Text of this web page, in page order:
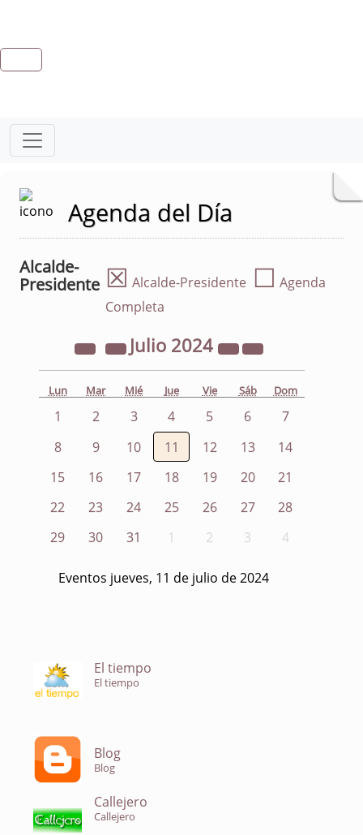
Agenda del Día
Alcalde-
Presidente ☒ Alcalde-Presidente ☐ Agenda
Completa
Julio 2024
Lun Mar Mié Jue Vie Sáb Dom
1 2 3 4 5 6
7
8
9 10 11 12 13
14
15
16 17 18 19 20
21
22
23 24 25 26 27
28
29
30 31 1 2 3 4
Eventos jueves, 11 de julio de 2024
El tiempo
El tiempo
Blog
Blog
Callejero
Callejero